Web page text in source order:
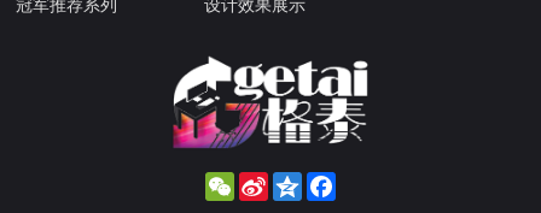
冠军推荐系列
设计效果展示
WeChat
Sina
Weibo
Qzone